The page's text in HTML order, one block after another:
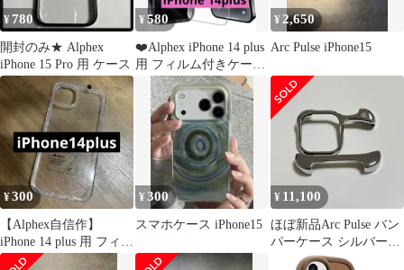
¥ 780
開封のみ★ Alphex
iPhone 15 Pro 用 ケース
¥580
❤️Alphex iPhone 14 plus
用 フィルム付きケース
保護セット
¥ 2,650
Arc Pulse iPhone15
¥300
【Alphex自信作】
iPhone 14 plus 用 フィル
ム付きケース
¥300
スマホケース iPhone15
¥ 11,100
ほぼ新品Arc Pulse バン
パーケース シルバー
iPhone15promax